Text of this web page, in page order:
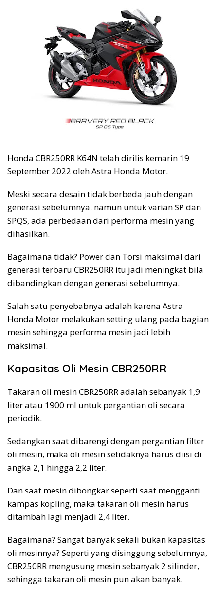
Honda CBR250RR K64N telah dirilis kemarin 19
September 2022 oleh Astra Honda Motor.
Meski secara desain tidak berbeda jauh dengan
generasi sebelumnya, namun untuk varian SP dan
SPQS, ada perbedaan dari performa mesin yang
dihasilkan.
Bagaimana tidak? Power dan Torsi maksimal dari
generasi terbaru CBR250RR itu jadi meningkat bila
dibandingkan dengan generasi sebelumnya.
Salah satu penyebabnya adalah karena Astra
Honda Motor melakukan setting ulang pada bagian
mesin sehingga performa mesin jadi lebih
maksimal.
Kapasitas Oli Mesin CBR250RR
Takaran oli mesin CBR250RR adalah sebanyak 1,9
liter atau 1900 ml untuk pergantian oli secara
periodik.
Sedangkan saat dibarengi dengan pergantian filter
oli mesin, maka oli mesin setidaknya harus diisi di
angka 2,1 hingga 2,2 liter.
Dan saat mesin dibongkar seperti saat mengganti
kampas kopling, maka takaran oli mesin harus
ditambah lagi menjadi 2,4 liter.
Bagaimana? Sangat banyak sekali bukan kapasitas
oli mesinnya? Seperti yang disinggung sebelumnya,
CBR250RR mengusung mesin sebanyak 2 silinder,
sehingga takaran oli mesin pun akan banyak.